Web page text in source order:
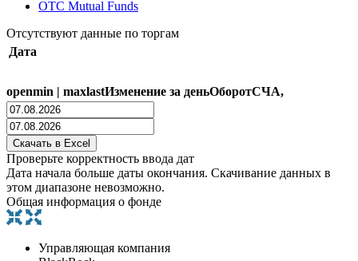
OTC Mutual Funds
Отсутствуют данные по торгам
Дата
openmin maxlastИзменение за деньОборотСЧА,
Проверьте корректность ввода дат
Дата начала больше даты окончания. Скачивание данных в
этом диапазоне невозможно.
Общая информация о фонде
Управляющая компания